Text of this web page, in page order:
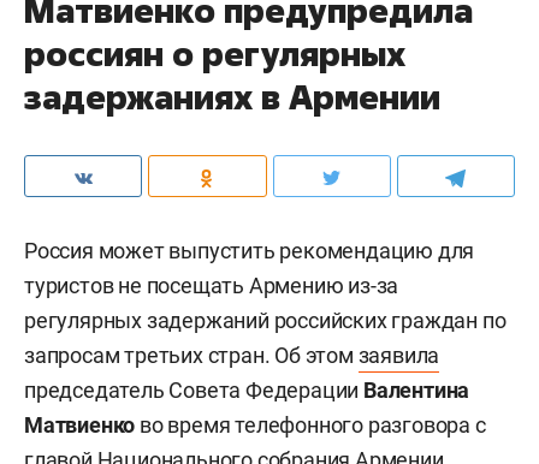
Матвиенко предупредила
россиян о регулярных
задержаниях в Армении
Россия может выпустить рекомендацию для
туристов не посещать Армению из-за
регулярных задержаний российских граждан по
запросам третьих стран. Об этом заявила
председатель Совета Федерации Валентина
Матвиенко во время телефонного разговора с